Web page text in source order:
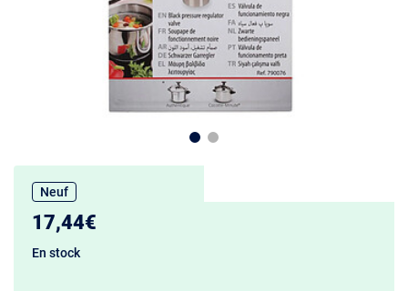
Neuf
17,44€
En stock